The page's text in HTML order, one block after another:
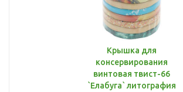
Крышка для
консервирования
винтовая твист-66
`Елабуга` литография